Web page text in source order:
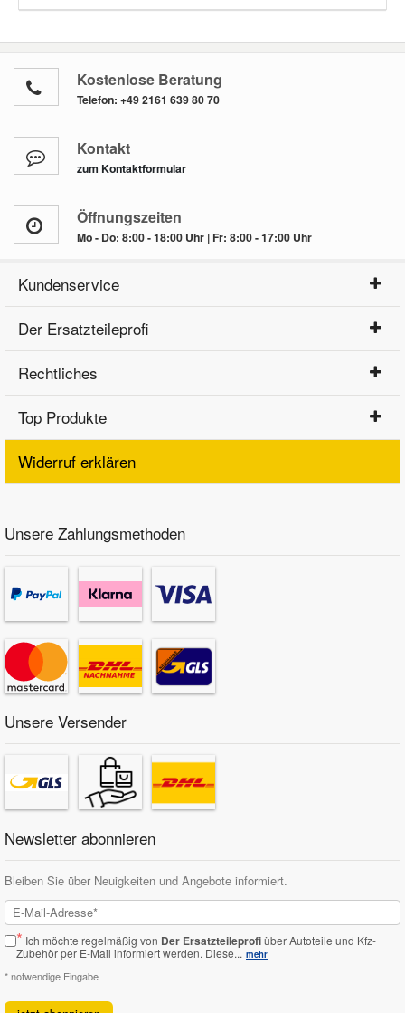
Kostenlose Beratung
Telefon: +49 2161 639 80 70
Kontakt
zum Kontaktformular
Öffnungszeiten
Mo - Do: 8:00 - 18:00 Uhr | Fr: 8:00 - 17:00 Uhr
Kundenservice
Der Ersatzteileprofi
Rechtliches
Top Produkte
Widerruf erklären
Unsere Zahlungsmethoden
Unsere Versender
Newsletter abonnieren
Bleiben Sie über Neuigkeiten und Angebote informiert.
* Ich möchte regelmäßig von Der Ersatzteileprofiüber Autoteile und Kfz-
Zubehör per E-Mail informiert werden. Diese... mehr
* notwendige Eingabe